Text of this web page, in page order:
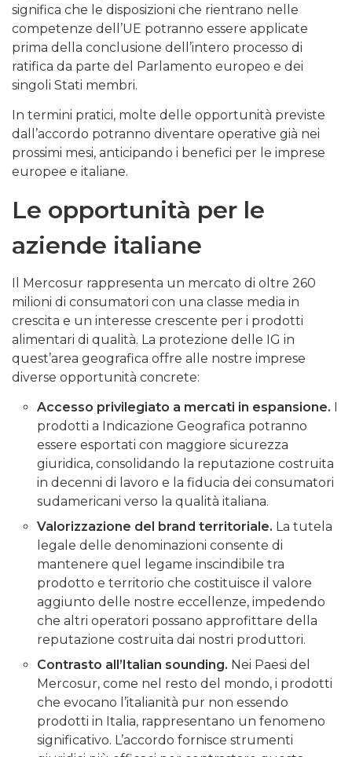
significa che le disposizioni che rientrano nelle
competenze dell’UE potranno essere applicate
prima della conclusione dell’intero processo di
ratifica da parte del Parlamento europeo e dei
singoli Stati membri.
In termini pratici, molte delle opportunità previste
dall’accordo potranno diventare operative già nei
prossimi mesi, anticipando i benefici per le imprese
europee e italiane.
Le opportunità per le
aziende italiane
Il Mercosur rappresenta un mercato di oltre 260
milioni di consumatori con una classe media in
crescita e un interesse crescente per i prodotti
alimentari di qualità. La protezione delle IG in
quest’area geografica offre alle nostre imprese
diverse opportunità concrete:
Accesso privilegiato a mercati in espansione.
prodotti a Indicazione Geografica potranno
essere esportati con maggiore sicurezza
giuridica, consolidando la reputazione costruita
in decenni di lavoro e la fiducia dei consumatori
sudamericani verso la qualità italiana.
Valorizzazione del brand territoriale. La tutela
legale delle denominazioni consente di
mantenere quel legame inscindibile tra
prodotto e territorio che costituisce il valore
aggiunto delle nostre eccellenze, impedendo
che altri operatori possano approfittare della
reputazione costruita dai nostri produttori.
Contrasto all’Italian sounding. Nei Paesi del
Mercosur, come nel resto del mondo, i prodotti
che evocano l’italianità pur non essendo
prodotti in Italia, rappresentano un fenomeno
significativo. L’accordo fornisce strumenti